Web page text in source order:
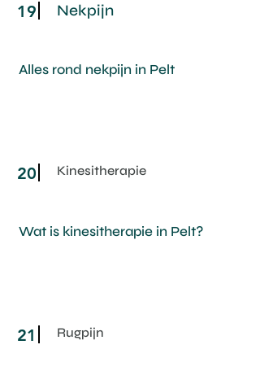
19 Nekpijn
Alles rond nekpijn in Pelt
20 Kinesitherapie
Wat is kinesitherapie in Pelt?
21 Rugpijn